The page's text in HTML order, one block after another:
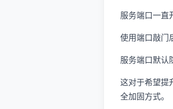
服务端口一直
使用端口敲门
服务端口默认
这对于希望提
全加固方式。